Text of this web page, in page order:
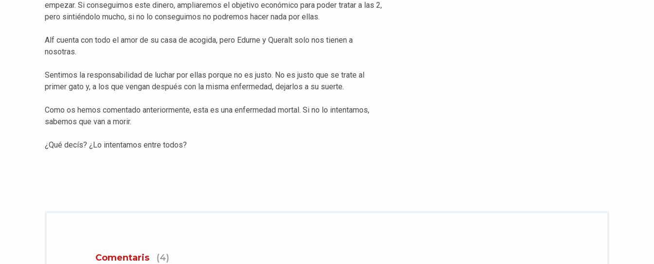
empezar. Si conseguimos este dinero, ampliaremos el objetivo económico para poder tratar a las 2,
pero sintiéndolo mucho, si no lo conseguimos no podremos hacer nada por ellas.
Alf cuenta con todo el amor de su casa de acogida, pero Edurne y Queralt solo nos tienen a
nosotras.
Sentimos la responsabilidad de luchar por ellas porque no es justo. No es justo que se trate al
primer gato y, a los que vengan después con la misma enfermedad, dejarlos a su suerte.
Como os hemos comentado anteriormente, esta es una enfermedad mortal. Si no lo intentamos,
sabemos que van a morir.
¿Qué decís? ¿Lo intentamos entre todos?
Comentaris (4)